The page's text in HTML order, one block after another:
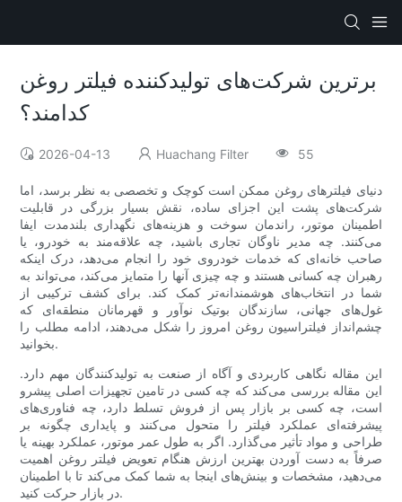
برترین شرکت‌های تولیدکننده فیلتر روغن
کدامند؟
2026-04-13 Huachang Filter 55
دنیای فیلترهای روغن ممکن است کوچک و تخصصی به نظر برسد، اما
شرکت‌های پشت این اجزای ساده، نقش بسیار بزرگی در قابلیت
اطمینان موتور، راندمان سوخت و هزینه‌های نگهداری بلندمدت ایفا
می‌کنند. چه مدیر ناوگان تجاری باشید، چه علاقه‌مند به خودرو، یا
صاحب خانه‌ای که خدمات خودروی خود را انجام می‌دهد، درک اینکه
رهبران چه کسانی هستند و چه چیزی آنها را متمایز می‌کند، می‌تواند به
شما در انتخاب‌های هوشمندانه‌تر کمک کند. برای کشف ترکیبی از
غول‌های جهانی، سازندگان بوتیک نوآور و قهرمانان منطقه‌ای که
چشم‌انداز فیلتراسیون روغن امروز را شکل می‌دهند، ادامه مطلب را
بخوانید.
این مقاله نگاهی کاربردی و آگاه از صنعت به تولیدکنندگان مهم دارد.
این مقاله بررسی می‌کند که چه کسی در تامین تجهیزات اصلی پیشرو
است، چه کسی بر بازار پس از فروش تسلط دارد، چه فناوری‌های
پیشرفته‌ای عملکرد فیلتر را متحول می‌کنند و پایداری چگونه بر
طراحی و مواد تأثیر می‌گذارد. اگر به طول عمر موتور، عملکرد بهینه یا
صرفاً به دست آوردن بهترین ارزش هنگام تعویض فیلتر روغن اهمیت
می‌دهید، مشخصات و بینش‌های اینجا به شما کمک می‌کند تا با اطمینان
در بازار حرکت کنید.